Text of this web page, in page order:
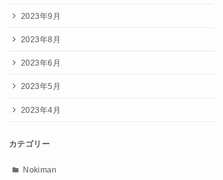
2023年9月
2023年8月
2023年6月
2023年5月
2023年4月
カテゴリー
Nokiman